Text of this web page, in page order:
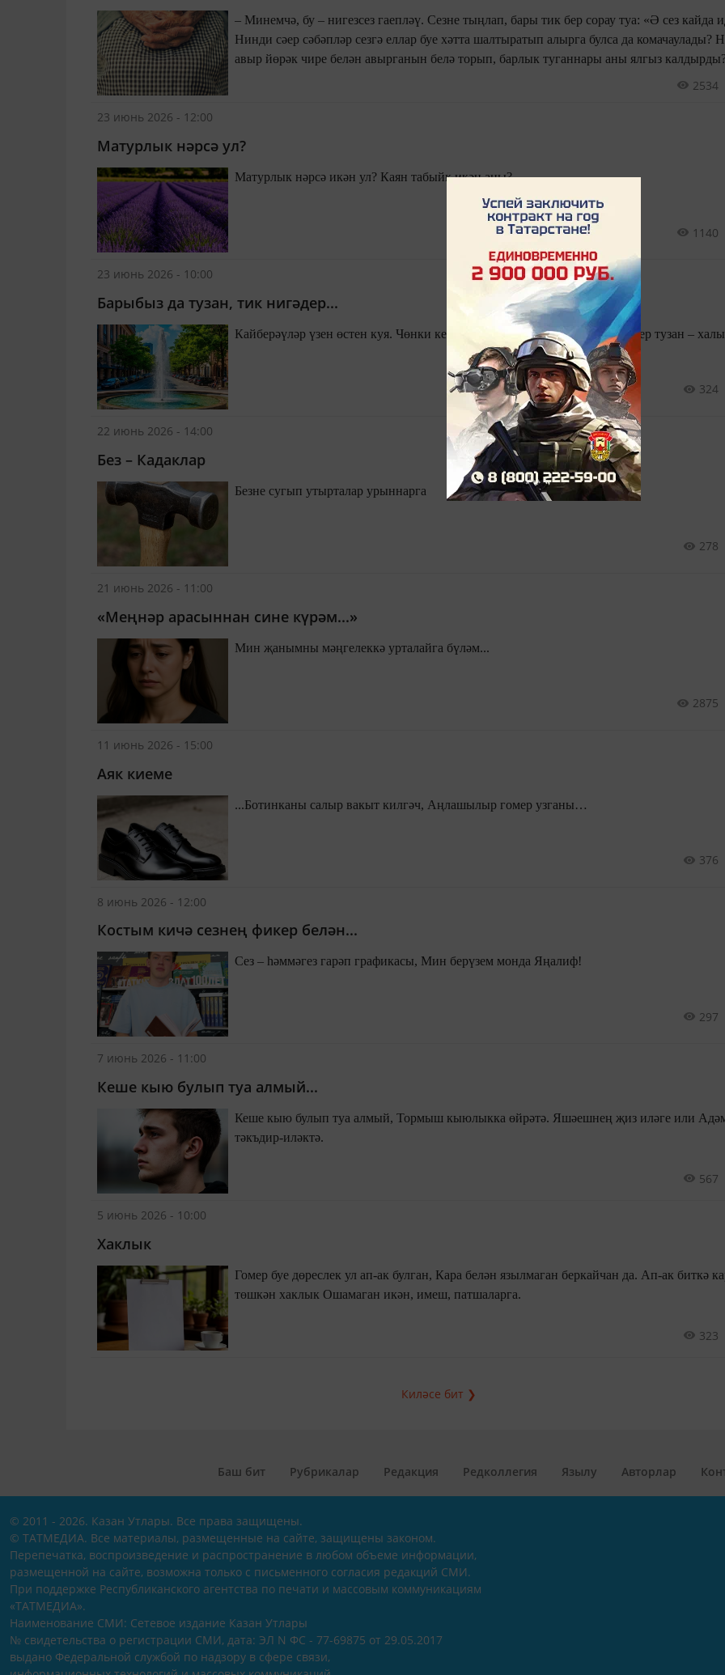
– Минемчә, бу – нигезсез гаепләү. Сезне тыңлап, бары тик бер сорау туа: «Ә сез кайда
Нинди сәер сәбәпләр сезгә еллар буе хәтта шалтыратып алырга булса да комачаулады?
авыр йөрәк чире белән авырганын белә торып, барлык туганнары аны ялгыз
2534
23 июнь 2026 - 12:00
Матурлык нәрсә ул?
Матурлык нәрсә икән ул? Каян табыйк икән аны?
1140
23 июнь 2026 - 10:00
Барыбыз да тузан, тик нигәдер...
Кайберәүләр үзен өстен куя. Чөнки
324
22 июнь 2026 - 14:00
Без – Кадаклар
Безне сугып утырталар урыннарга
278
21 июнь 2026 - 11:00
«Меңнәр арасыннан сине күрәм...»
Мин җанымны мәңгелеккә урталайга бүләм...
2875
11 июнь 2026 - 15:00
Аяк киеме
...Ботинканы салыр вакыт килгәч, Аңлашылыр гомер узганы…
376
8 июнь 2026 - 12:00
Костым кичә сезнең фикер белән...
Сез – һәммәгез гарәп графикасы, Мин берүзем монда Яңалиф!
297
7 июнь 2026 - 11:00
Кеше кыю булып туа алмый...
Кеше кыю булып туа алмый, Тормыш кыюлыкка өйрәтә. Яшәешнең җиз иләге или Адәм затын
тәкъдир-иләктә.
567
5 июнь 2026 - 10:00
Хаклык
Гомер буе дөреслек ул ап-ак булган, Кара белән язылмаган беркайчан да. Ап-ак биткә кара белән
төшкән хаклык Ошамаган икән, имеш, патшаларга.
323
Киләсе бит ❯
Баш бит Рубрикалар Редакция Редколлегия Язылу Авторлар
© 2011 - 2026. Казан Утлары. Все права защищены.
© ТАТМЕДИА. Все материалы, размещенные на сайте, защищены законом.
Перепечатка, воспроизведение и распространение в любом объеме информации,
размещенной на сайте, возможна только с письменного согласия редакций СМИ.
При поддержке Республиканского агентства по печати и массовым коммуникациям
«ТАТМЕДИА».
Наименование СМИ: Сетевое издание Казан Утлары
№ свидетельства о регистрации СМИ, дата: ЭЛ N ФС - 77-69875 от 29.05.2017
выдано Федеральной службой по надзору в сфере связи,